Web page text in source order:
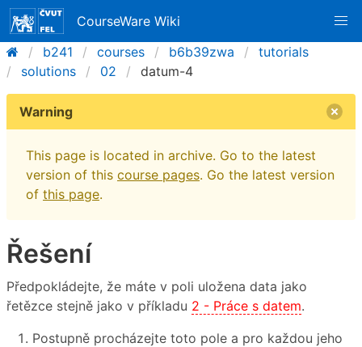
CourseWare Wiki
b241
courses b6b39zwa
tutorials
solutions
02 datum-4
Warning
This page is located in archive. Go to the latest
version of this course pages. Go the latest version
of this page.
Řešení
Předpokládejte, že máte v poli uložena data jako
řetězce stejně jako v příkladu 2 - Práce s datem.
Postupně procházejte toto pole a pro každou jeho